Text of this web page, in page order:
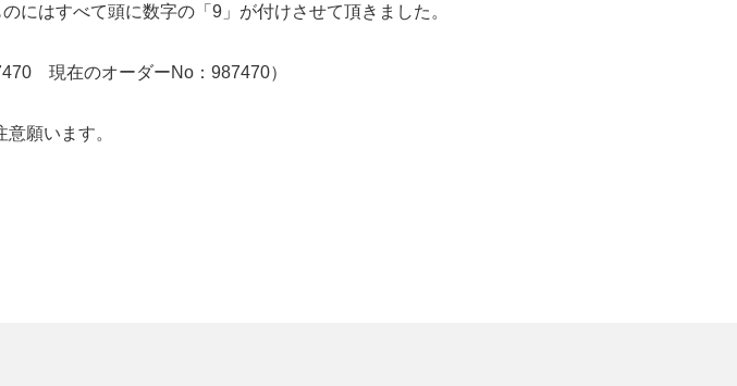
にはすべて頭に数字の「9」が付けさせて頂きました。
現在のオーダーNo：987470）
願います。